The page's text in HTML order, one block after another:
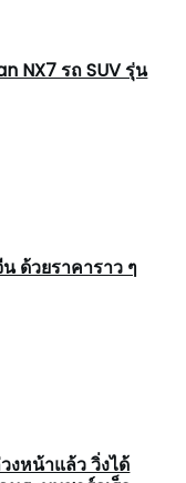
NX7 รถ SUV รุ่น
ด้วยราคาราว ๆ
งหน้าแล้ว วิ่งได้